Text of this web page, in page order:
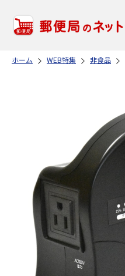
ホーム WEB特集 非食品